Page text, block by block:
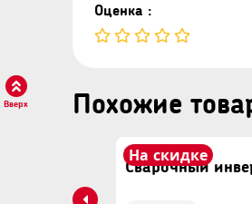
Похожие
На скидке
Оценка :
Вверх